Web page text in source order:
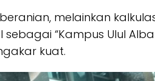
melainkan
“Kampus Ulul
kuat.